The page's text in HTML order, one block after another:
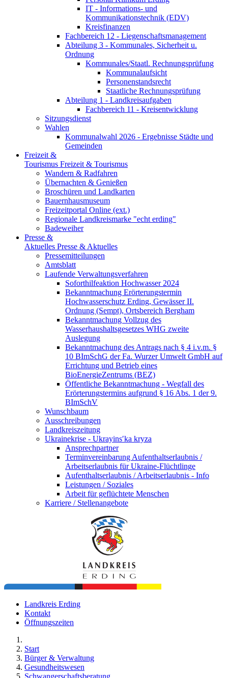
IT - Informations- und
Kommunikationstechnik (EDV)
Kreisfinanzen
Fachbereich 12 - Liegenschaftsmanagement
Abteilung 3 - Kommunales, Sicherheit u.
Ordnung
Kommunales/Staatl. Rechnungsprüfung
Kommunalaufsicht
Personenstandsrecht
Staatliche Rechnungsprüfung
Abteilung 1 - Landkreisaufgaben
Fachbereich 11 - Kreisentwicklung
Sitzungsdienst
Wahlen
Kommunalwahl 2026 - Ergebnisse Städte und
Gemeinden
Freizeit &
Tourismus Freizeit & Tourismus
Wandern & Radfahren
Übernachten & Genießen
Broschüren und Landkarten
Bauernhausmuseum
Freizeitportal Online (ext.)
Regionale Landkreismarke "echt erding"
Badeweiher
Presse &
Aktuelles Presse & Aktuelles
Pressemitteilungen
Amtsblatt
Laufende Verwaltungsverfahren
Soforthilfeaktion Hochwasser 2024
Bekanntmachung Erörterungstermin
Hochwasserschutz Erding, Gewässer II.
Ordnung (Sempt), Ortsbereich Bergham
Bekanntmachung Vollzug des
Wasserhaushaltsgesetzes WHG zweite
Auslegung
Bekanntmachung des Antrags nach § 4 i.v.m. §
10 BImSchG der Fa. Wurzer Umwelt GmbH auf
Errichtung und Betrieb eines
BioEnergieZentrums (BEZ)
Öffentliche Bekanntmachung - Wegfall des
Erörterungstermins aufgrund § 16 Abs. 1 der 9.
BImSchV
Wunschbaum
Ausschreibungen
Landkreiszeitung
Ukrainekrise - Ukrayinsʹka kryza
Ansprechpartner
Terminvereinbarung Aufenthaltserlaubnis /
Arbeitserlaubnis für Ukraine-Flüchtlinge
Aufenthaltserlaubnis / Arbeitserlaubnis - Info
Leistungen / Soziales
Arbeit für geflüchtete Menschen
Karriere / Stellenangebote
Landkreis Erding
Kontakt
Öffnungszeiten
Start
Bürger & Verwaltung
Gesundheitswesen
Schwangerschaftsberatung